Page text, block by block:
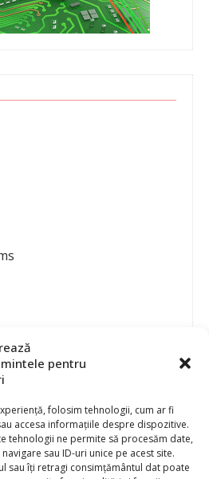
pentru
folosim tehnologii, cum ar fi
accesa informațiile despre dispozitive.
tehnologii ne permite să procesăm date,
sau ID-uri unice pe acest site.
sau îți retragi consimțământul dat poate